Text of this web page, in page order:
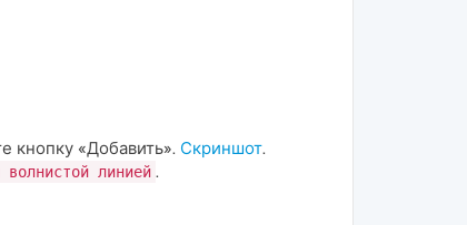
кнопку «Добавить». Скриншот.
волнистой линией .